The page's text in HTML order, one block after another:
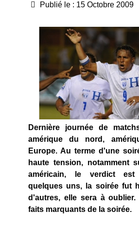
Publié le : 15 Octobre 2009
Dernière journée de
amérique du nord,
Europe. Au terme d'une
haute tension, notamment
américain, le verdict
quelques uns, la soirée fut
d'autres, elle sera à
faits marquants de la soirée.